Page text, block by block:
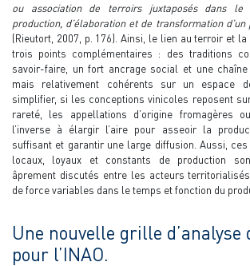
ou association de terroirs juxtaposés dans
production, d’élaboration et de transformation
(Rieutort, 2007, p. 176). Ainsi, le lien au terroir et
trois points complémentaires : des traditions
savoir-faire, un fort ancrage social et une
mais relativement cohérents sur un espace
simplifier, si les conceptions vinicoles reposent
rareté, les appellations d’origine fromagères
l’inverse à élargir l’aire pour asseoir la
suffisant et garantir une large diffusion. Aussi,
locaux, loyaux et constants de production
âprement discutés entre les acteurs
de force variables dans le temps et fonction du
Une nouvelle grille
pour l’INAO.